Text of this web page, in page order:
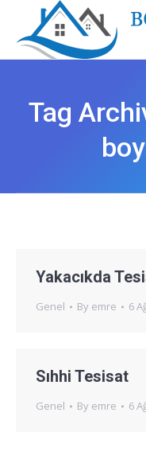
Tag
Yakacıkda
Genel By emre 6
Sıhhi Tesisat
Genel By emre 6